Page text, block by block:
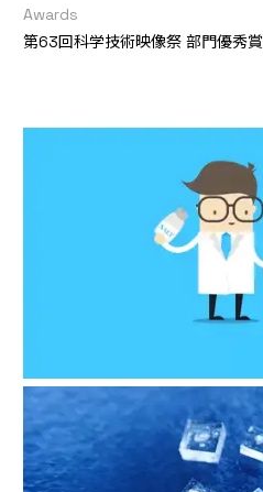
Awards
第63回科学技術映像祭 部門優秀賞